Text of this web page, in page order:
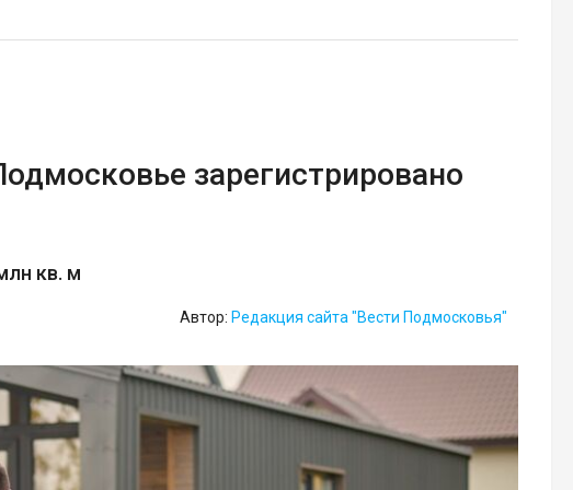
зарегистрировано
кв. м
Автор: Редакция сайта "Вести Подмосковья"